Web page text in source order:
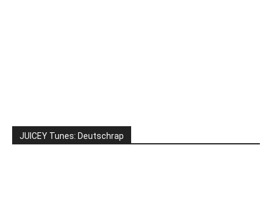
JUICEY Tunes: Deutschrap